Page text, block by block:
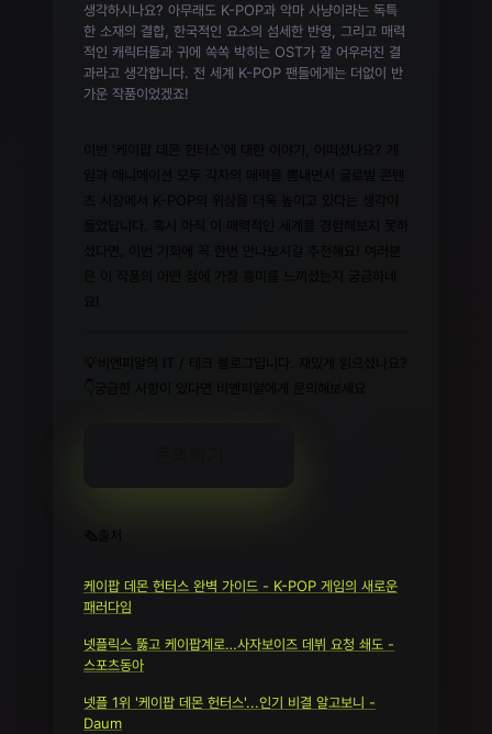
생각하시나요? 아무래도 K-POP과 악마 사냥이라는 독특
한 소재의 결합, 한국적인 요소의 섬세한 반영, 그리고 매력
적인 캐릭터들과 귀에 쏙쏙 박히는 OST가 잘 어우러진 결
과라고 생각합니다. 전 세계 K-POP 팬들에게는 더없이 반
가운 작품이었겠죠!
🗞️출처
케이팝 데몬 헌터스 완벽 가이드 - K-POP 게임의 새로운
패러다임
넷플릭스 뚫고 케이팝계로…사자보이즈 데뷔 요청 쇄도 -
스포츠동아
넷플 1위 '케이팝 데몬 헌터스'...인기 비결 알고보니 -
Daum